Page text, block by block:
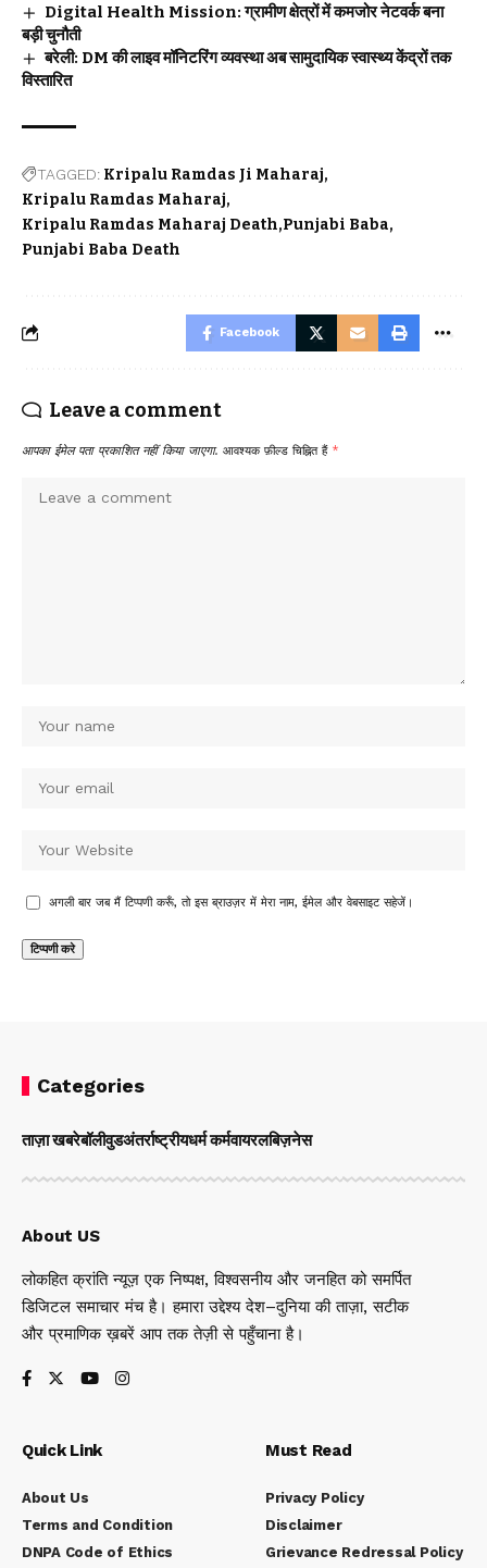
Digital Health Mission: ग्रामीण क्षेत्रों में कमजोर नेटवर्क बना
बड़ी चुनौती
बरेली: DM की लाइव मॉनिटरिंग व्यवस्था अब सामुदायिक स्वास्थ्य केंद्रों तक
विस्तारित
TAGGED: Kripalu Ramdas Ji Maharaj
Kripalu Ramdas Maharaj
Kripalu Ramdas Maharaj Death Punjabi Baba
Punjabi Baba Death
Facebook
Leave a comment
आपका ईमेल पता प्रकाशित नहीं किया जाएगा. आवश्यक फ़ील्ड चिह्नित हैं *
अगली बार जब मैं टिप्पणी करूँ, तो इस ब्राउज़र में मेरा नाम, ईमेल और वेबसाइट सहेजें।
Categories
ताज़ा खबरेबॉलीवुडअंतर्राष्ट्रीयधर्म कर्मवायरलबिज़नेस
About US
लोकहित क्रांति न्यूज़ एक निष्पक्ष, विश्वसनीय और जनहित को समर्पित
डिजिटल समाचार मंच है। हमारा उद्देश्य देश–दुनिया की ताज़ा, सटीक
और प्रमाणिक ख़बरें आप तक तेज़ी से पहुँचाना है।
Quick Link
About Us
Terms and Condition
DNPA Code of Ethics
Must Read
Privacy Policy
Disclaimer
Grievance Redressal Policy